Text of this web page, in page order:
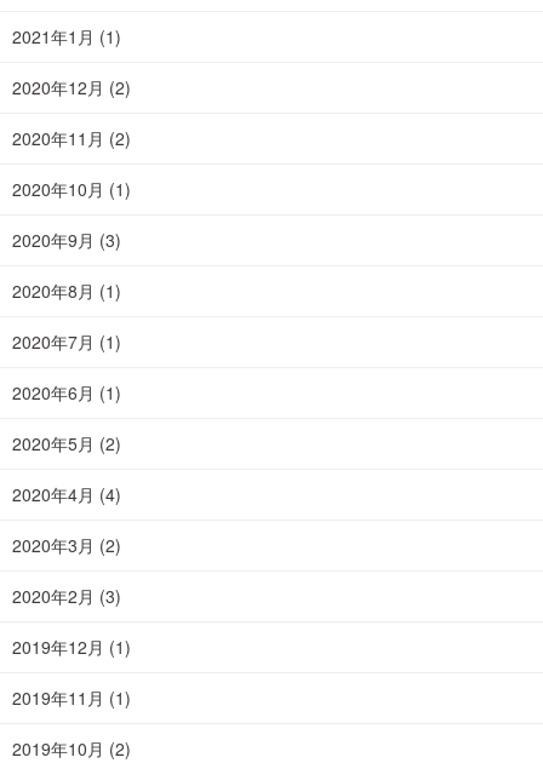
2021年1月 (1)
2020年12月 (2)
2020年11月 (2)
2020年10月 (1)
2020年9月 (3)
2020年8月 (1)
2020年7月 (1)
2020年6月 (1)
2020年5月 (2)
2020年4月 (4)
2020年3月 (2)
2020年2月 (3)
2019年12月 (1)
2019年11月 (1)
2019年10月 (2)